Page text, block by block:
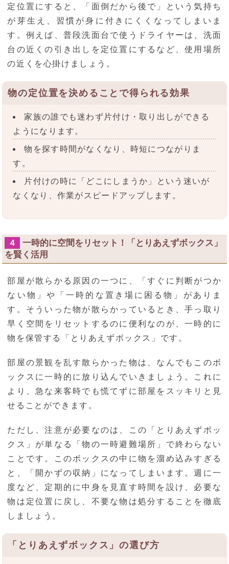
定位置にすると、「面倒だから後で」という気持ち
が芽生え、習慣が身に付きにくくなってしまいま
す。例えば、普段洗面台で使うドライヤーは、洗面
台の近くの引き出しを定位置にするなど、使用場所
の近くを心掛けましょう。
物の定位置を決めることで得られる効果
家族の誰でも迷わず片付け・取り出しができる
ようになります。
物を探す時間がなくなり、時短につながりま
す。
片付けの時に「どこにしまうか」という迷いが
なくなり、作業がスピードアップします。
４
一時的に空間をリセット！「とりあえずボックス」
を賢く活用
部屋が散らかる原因の一つに、「すぐに判断がつか
ない物」や「一時的な置き場に困る物」がありま
す。そういった物が散らかっているとき、手っ取り
早く空間をリセットするのに便利なのが、一時的に
物を保管する「とりあえずボックス」です。
部屋の景観を乱す散らかった物は、なんでもこのボ
ックスに一時的に放り込んでいきましょう。これに
より、急な来客時でも慌てずに部屋をスッキリと見
せることができます。
ただし、注意が必要なのは、この「とりあえずボッ
クス」が単なる「物の一時避難場所」で終わらない
ことです。このボックスの中に物を溜め込みすぎる
と、「開かずの収納」になってしまいます。週に一
度など、定期的に中身を見直す時間を設け、必要な
物は定位置に戻し、不要な物は処分することを徹底
しましょう。
「とりあえずボックス」の選び方